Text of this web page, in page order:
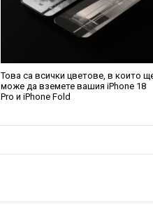
Това са всички цветове, в които
може да вземете вашия iPhone 18
Pro и iPhone Fold